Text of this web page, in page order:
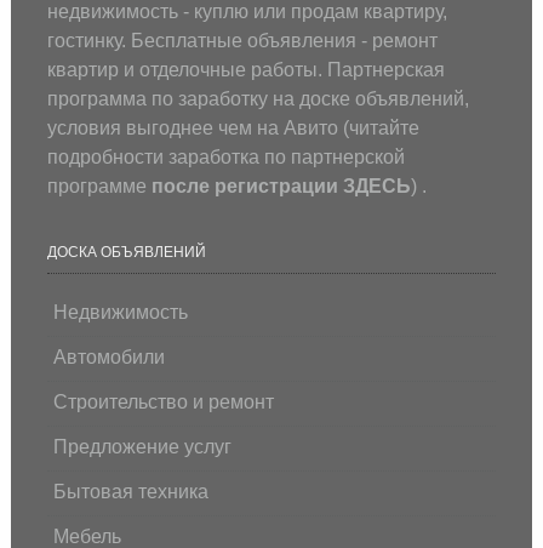
недвижимость - куплю или продам квартиру,
гостинку. Бесплатные объявления - ремонт
квартир и отделочные работы. Партнерская
программа по заработку на доске объявлений,
условия выгоднее чем на Авито (читайте
подробности заработка по партнерской
программе после регистрации ЗДЕСЬ) .
ДОСКА ОБЪЯВЛЕНИЙ
Недвижимость
Автомобили
Строительство и ремонт
Предложение услуг
Бытовая техника
Мебель